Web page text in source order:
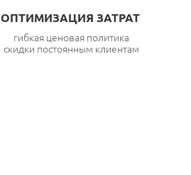
ОПТИМИЗАЦИЯ ЗАТРАТ
гибкая ценовая политика
скидки постоянным клиентам